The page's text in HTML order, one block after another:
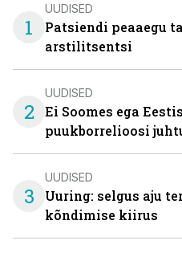
1
UUDISED
Patsiendi peaaegu
arstilitsentsi
2
UUDISED
Ei Soomes ega
puukborrelioosi
3
UUDISED
Uuring: selgus aju
kõndimise kiirus